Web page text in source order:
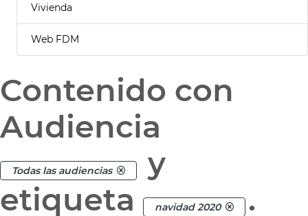
Vivienda
Web FDM
Contenido con
Audiencia
Todas las audiencias
y
etiqueta
navidad 2020 .